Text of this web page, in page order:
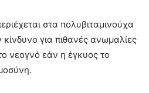
στα πολυβιταμινούχα
για πιθανές ανωμαλίες
νεογνό εάν η έγκυος το